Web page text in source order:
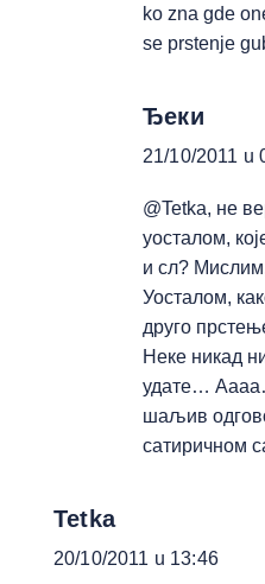
ko zna gde
se prstenje
Ђеки
21/10/2011 u
@Tetka, не
уосталом,
и сл?
Уосталом,
друго
Неке никад
удате…
шаљив
сатиричном
Tetka
20/10/2011 u 13:46